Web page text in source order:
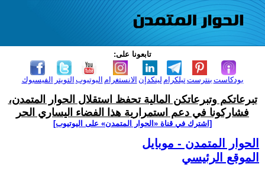
تابعونا على:
الفيسبوك التويتر اليوتيوب الانستغرام لينكدإن تيلكرامبنترست بودكاست
تبرعاتكم وتبرعاتكن المالية تحفظ استقلال الحوار المتمدن،
فشاركونا في دعم استمرارية هذا الفضاء اليساري الحر
[اشترك في قناة ‫«الحوار المتمدن» على اليوتيوب]
الحوار المتمدن - موبايل
الموقع الرئيسي